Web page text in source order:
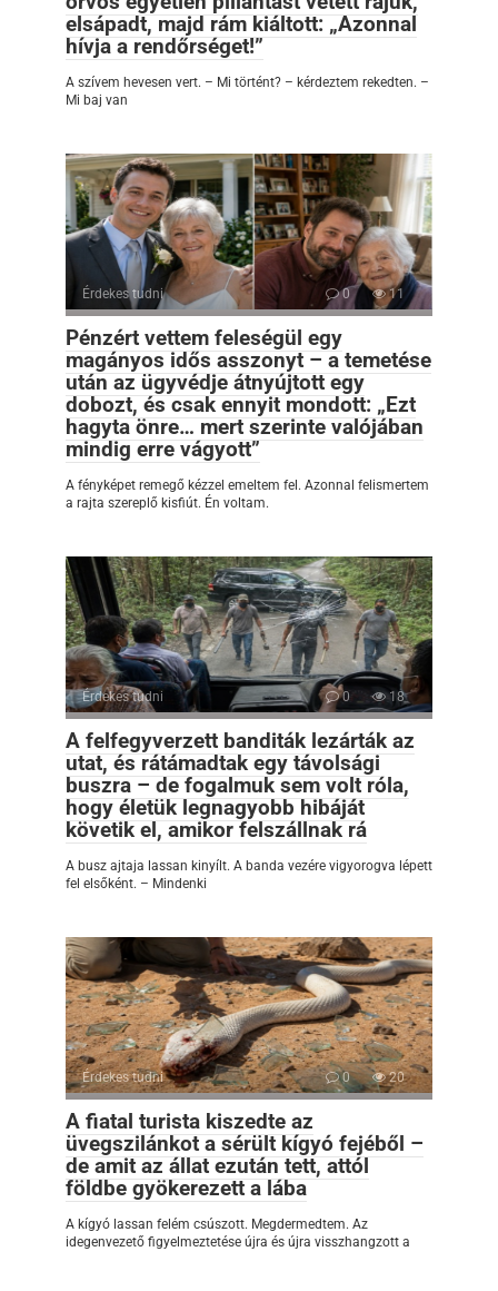
elsápadt, majd rám kiáltott: „Azonnal
hívja a rendőrséget!”
A szívem hevesen vert. – Mi történt? – kérdeztem rekedten. –
Mi baj van
Érdekes tudni 0 11
Pénzért vettem feleségül egy
magányos idős asszonyt – a temetése
után az ügyvédje átnyújtott egy
dobozt, és csak ennyit mondott: „Ezt
hagyta önre… mert szerinte valójában
mindig erre vágyott”
A fényképet remegő kézzel emeltem fel. Azonnal felismertem
a rajta szereplő kisfiút. Én voltam.
Érdekes tudni 0 18
A felfegyverzett banditák lezárták az
utat, és rátámadtak egy távolsági
buszra – de fogalmuk sem volt róla,
hogy életük legnagyobb hibáját
követik el, amikor felszállnak rá
A busz ajtaja lassan kinyílt. A banda vezére vigyorogva lépett
fel elsőként. – Mindenki
Érdekes tudni 0 20
A fiatal turista kiszedte az
üvegszilánkot a sérült kígyó fejéből –
de amit az állat ezután tett, attól
földbe gyökerezett a lába
A kígyó lassan felém csúszott. Megdermedtem. Az
idegenvezető figyelmeztetése újra és újra visszhangzott a